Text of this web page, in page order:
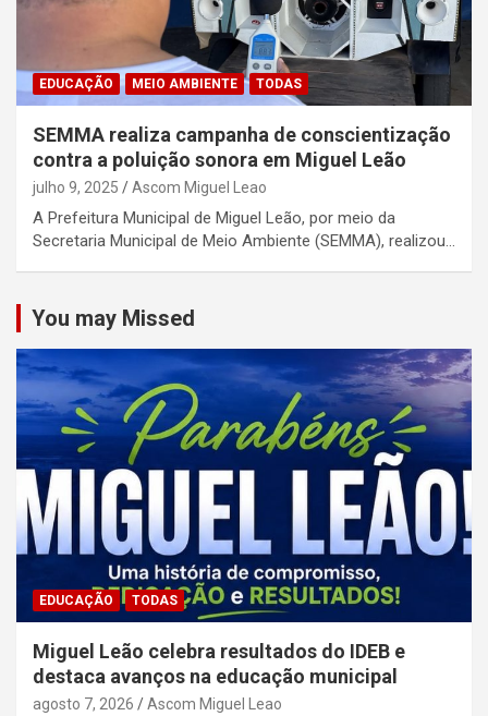
EDUCAÇÃO MEIO AMBIENTE TODAS
SEMMA realiza campanha de conscientização
contra a poluição sonora em Miguel Leão
julho 9, 2025 Ascom Miguel Leao
A Prefeitura Municipal de Miguel Leão, por meio da
Secretaria Municipal de Meio Ambiente (SEMMA), realizou…
You may Missed
EDUCAÇÃO TODAS
Miguel Leão celebra resultados do IDEB e
destaca avanços na educação municipal
agosto 7, 2026 Ascom Miguel Leao